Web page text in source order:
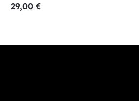
29,00 €